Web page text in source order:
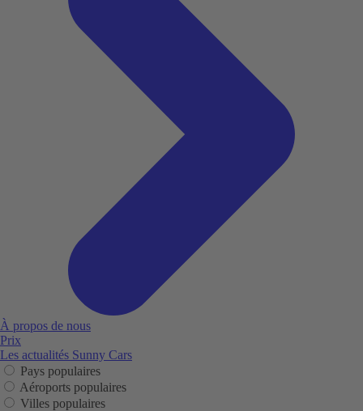
À propos de nous
Prix
Les actualités Sunny Cars
Pays populaires
Aéroports populaires
Villes populaires